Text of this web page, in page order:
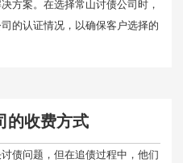
方案。在选择常山讨债公司时，
的认证情况，以确保客户选择的
的收费方式
债问题，但在追债过程中，他们